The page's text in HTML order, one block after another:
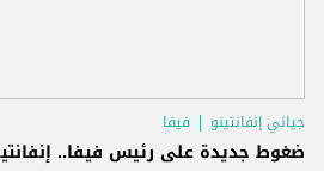
جياني إنفانتينو فيفا
ضغوط جديدة على رئيس فيفا..